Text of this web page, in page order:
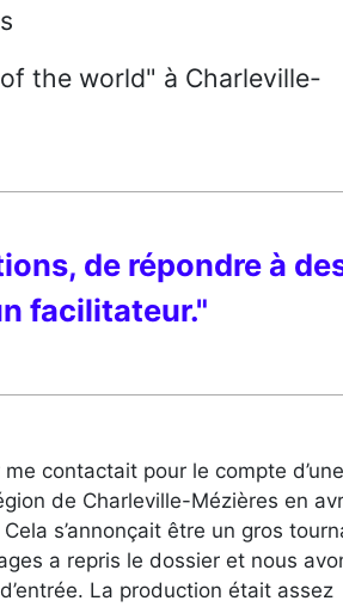
the world" à Charleville-
de répondre à
facilitateur."
contactait pour le compte d’une
de Charleville-Mézières en
s’annonçait être un gros
a repris le dossier et nous
La production était assez